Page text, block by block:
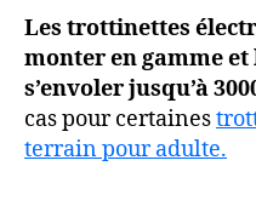
Les trottinettes
monter en gamme
s’envoler jusqu’à
cas pour certaines
terrain pour adulte.